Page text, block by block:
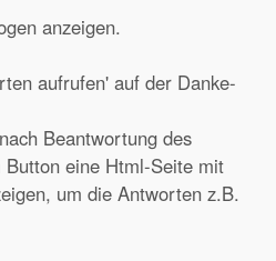
anzeigen.
aufrufen' auf der Danke-
Beantwortung des
Button eine Html-Seite mit
um die Antworten z.B.